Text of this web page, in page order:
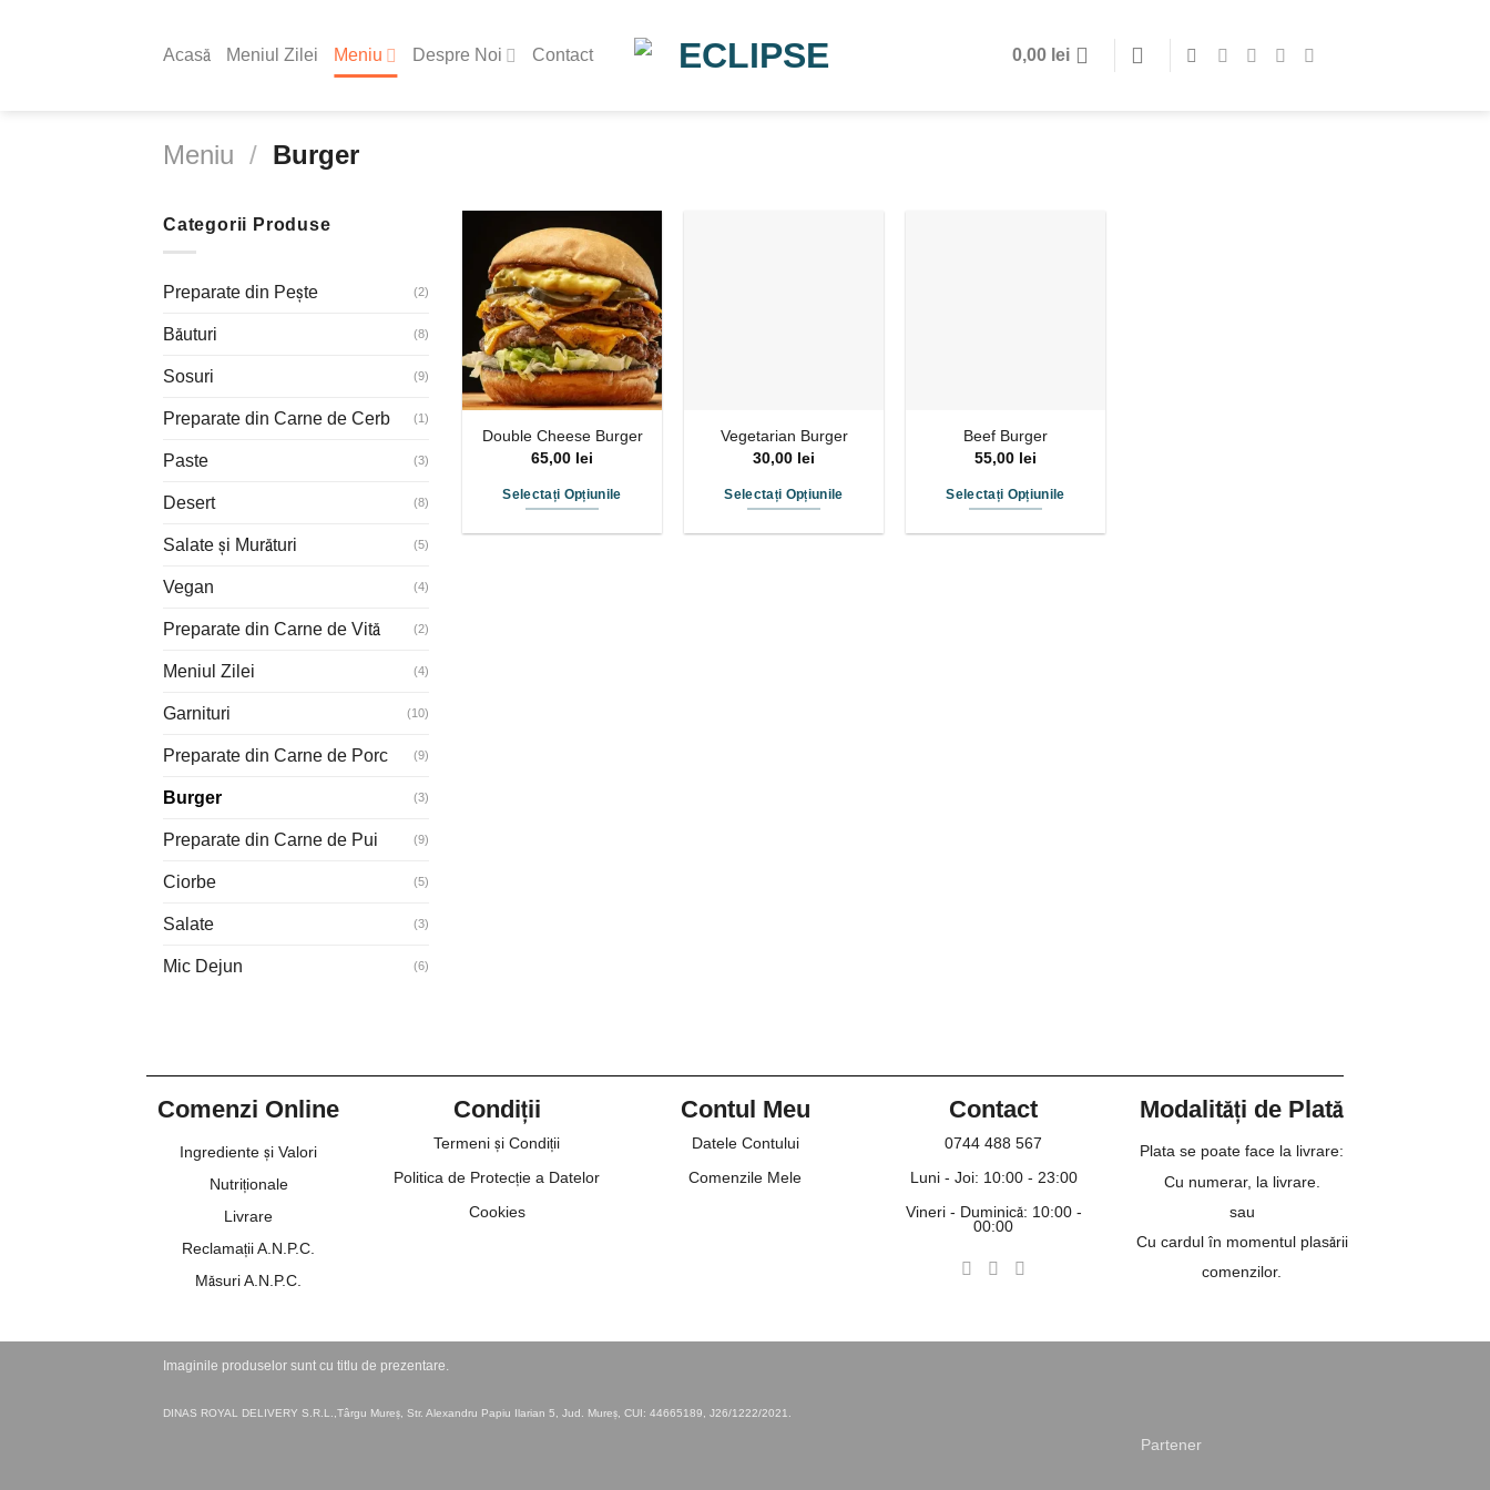
Acasă Meniul Zilei Meniu Despre Noi Contact 0,00 lei
Meniu / Burger
Categorii Produse
Preparate din Pește (2)
Băuturi (8)
Sosuri (9)
Preparate din Carne de Cerb (1)
Paste (3)
Desert (8)
Salate și Murături (5)
Vegan (4)
Preparate din Carne de Vită (2)
Meniul Zilei (4)
Garnituri (10)
Preparate din Carne de Porc (9)
Burger (3)
Preparate din Carne de Pui (9)
Ciorbe (5)
Salate (3)
Mic Dejun (6)
Double Cheese Burger
65,00 lei
Selectați Opțiunile
Vegetarian Burger
30,00 lei
Selectați Opțiunile
Beef Burger
55,00 lei
Selectați Opțiunile
Comenzi Online
Ingrediente și Valori
Nutriționale
Livrare
Reclamații A.N.P.C.
Măsuri A.N.P.C.
Condiții
Termeni și Condiții
Politica de Protecție a Datelor
Cookies
Contul Meu
Datele Contului
Comenzile Mele
Contact
0744 488 567
Luni - Joi: 10:00 - 23:00
Vineri - Duminică: 10:00 -
00:00
Modalități de Plată
Plata se poate face la livrare:
Cu numerar, la livrare.
sau
Cu cardul în momentul plasării
comenzilor.
Partener
Imaginile produselor sunt cu titlu de prezentare.
DINAS ROYAL DELIVERY S.R.L.,Târgu Mureș, Str. Alexandru Papiu Ilarian 5, Jud. Mureș, CUI: 44665189, J26/1222/2021.